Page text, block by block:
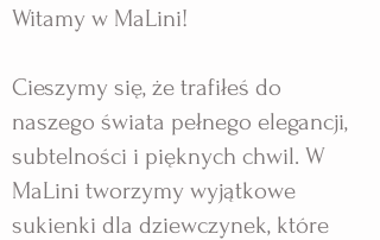
Witamy w MaLini!
Cieszymy się, że trafiłeś do
naszego świata pełnego elegancji,
subtelności i pięknych chwil. W
MaLini tworzymy wyjątkowe
sukienki dla dziewczynek, które